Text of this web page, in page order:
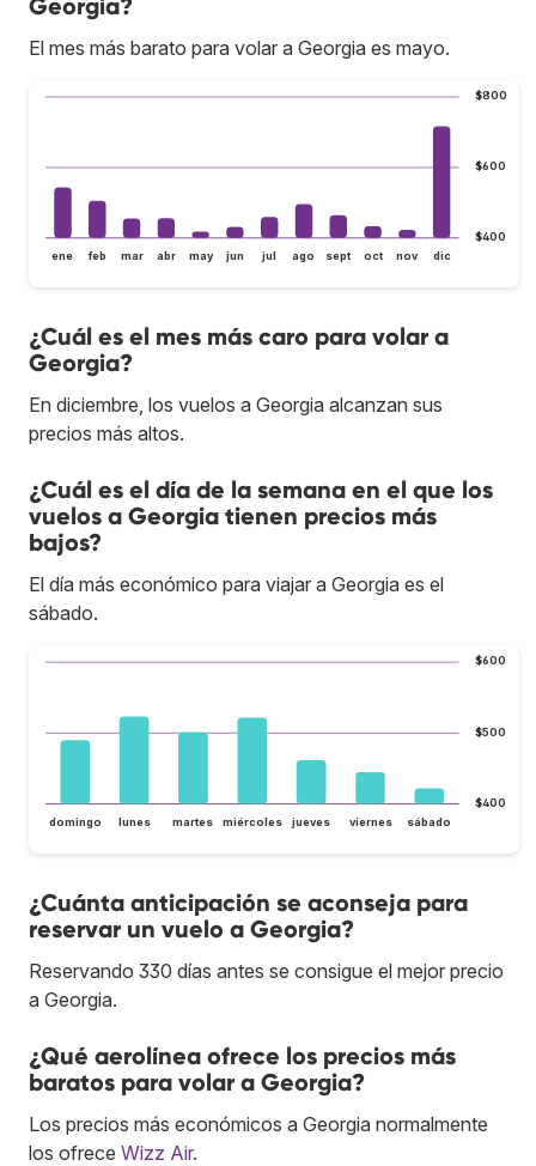
El mes más barato para volar a Georgia es mayo.
$400
$600
$800
ene feb mar abr may jun jul ago sept oct nov dic
¿Cuál es el mes más caro para volar a
Georgia?
En diciembre, los vuelos a Georgia alcanzan sus
precios más altos.
¿Cuál es el día de la semana en el que los
vuelos a Georgia tienen precios más
bajos?
El día más económico para viajar a Georgia es el
sábado.
$400
$500
$600
domingo lunes martes miércoles jueves viernes sábado
¿Cuánta anticipación se aconseja para
reservar un vuelo a Georgia?
Reservando 330 días antes se consigue el mejor precio
a Georgia.
¿Qué aerolínea ofrece los precios más
baratos para volar a Georgia?
Los precios más económicos a Georgia normalmente
los ofrece Wizz Air.